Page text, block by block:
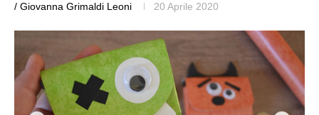
/ Giovanna Grimaldi Leoni 20 Aprile 2020